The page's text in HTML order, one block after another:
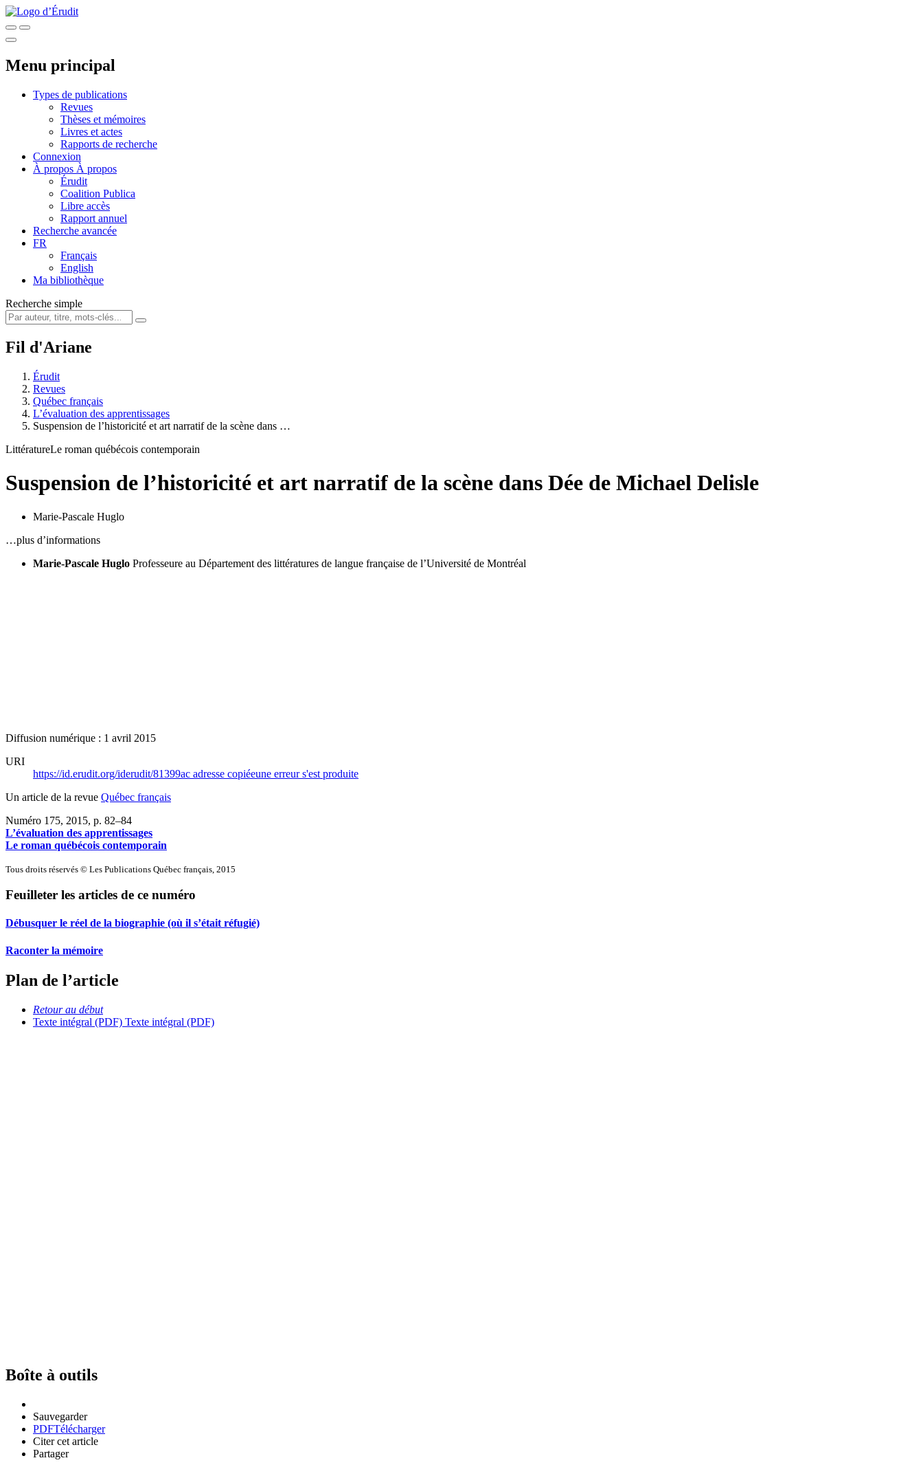
Menu principal
Types de publications
Revues
Thèses et mémoires
Livres et actes
Rapports de recherche
Connexion
À propos À propos
Érudit
Coalition Publica
Libre accès
Rapport annuel
Recherche avancée
FR
Français
English
Ma bibliothèque
Recherche simple
Fil d'Ariane
Érudit
Revues
Québec français
L’évaluation des apprentissages
Suspension de l’historicité et art narratif de la scène dans …
LittératureLe roman québécois contemporain
Suspension de l’historicité et art narratif de la scène dans Dée de Michael Delisle
Marie-Pascale Huglo
…plus d’informations
Marie-Pascale Huglo Professeure au Département des littératures de langue française de l’Université de Montréal
Diffusion numérique : 1 avril 2015
URI
https://id.erudit.org/iderudit/81399ac adresse copiéeune erreur s'est produite
Un article de la revue Québec français
Numéro 175, 2015, p. 82–84
L’évaluation des apprentissages
Le roman québécois contemporain
Tous droits réservés © Les Publications Québec français, 2015
Feuilleter les articles de ce numéro
Débusquer le réel de la biographie (où il s’était réfugié)
Raconter la mémoire
Plan de l’article
Retour au début
Texte intégral (PDF) Texte intégral (PDF)
Boîte à outils
Sauvegarder
PDFTélécharger
Citer cet article
Partager